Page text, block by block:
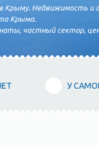
Крыму. Недвижимость и
Крыма.
частный сектор,
У